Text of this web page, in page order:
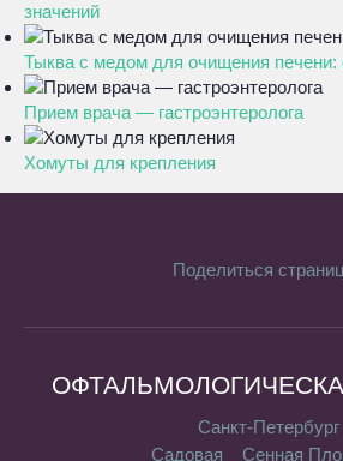
значений
Тыква с медом для очищения печени:
Прием врача — гастроэнтеролога
Хомуты для крепления
Поделиться
Санкт-Петербург
Садовая
Сенная